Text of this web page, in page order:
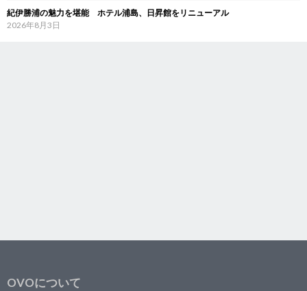
紀伊勝浦の魅力を堪能 ホテル浦島、日昇館をリニューアル
2026年8月3日
OVOについて